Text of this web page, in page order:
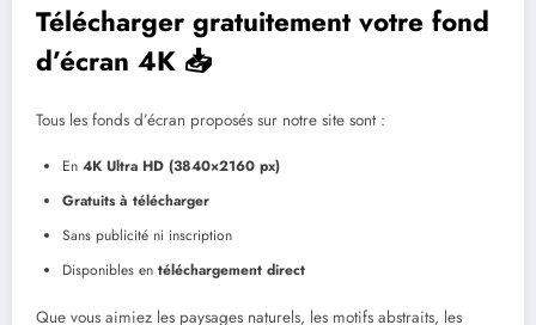
Télécharger gratuitement votre fond
d’écran 4K 📥
Tous les fonds d’écran proposés sur notre site sont :
En 4K Ultra HD (3840×2160 px)
Gratuits à télécharger
Sans publicité ni inscription
Disponibles en téléchargement direct
Que vous aimiez les paysages naturels, les motifs abstraits, les